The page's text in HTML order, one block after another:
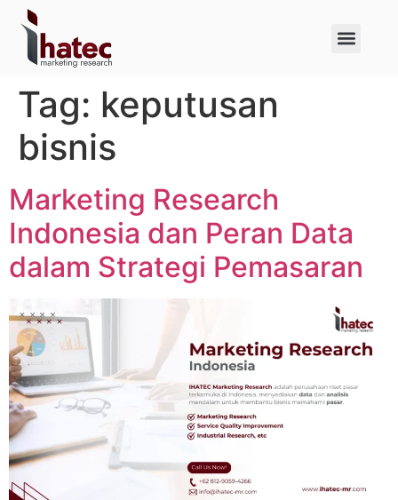
Tag: keputusan
bisnis
Marketing Research
Indonesia dan Peran Data
dalam Strategi Pemasaran